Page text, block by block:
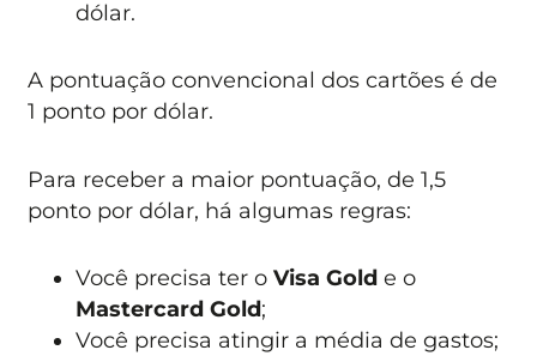
dólar.
A pontuação convencional dos cartões é de
1 ponto por dólar.
Para receber a maior pontuação, de 1,5
ponto por dólar, há algumas regras:
Você precisa ter oVisa Gold e o
Mastercard Gold;
Você precisa atingir a média de gastos;